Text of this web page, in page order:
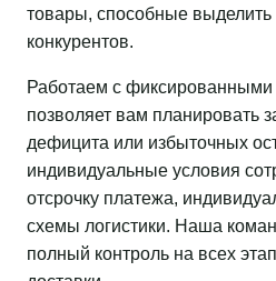
товары, способные
конкурентов.
Работаем с фиксированными
позволяет вам планировать
дефицита или избыточных
индивидуальные условия
отсрочку платежа,
схемы логистики. Наша
полный контроль на всех